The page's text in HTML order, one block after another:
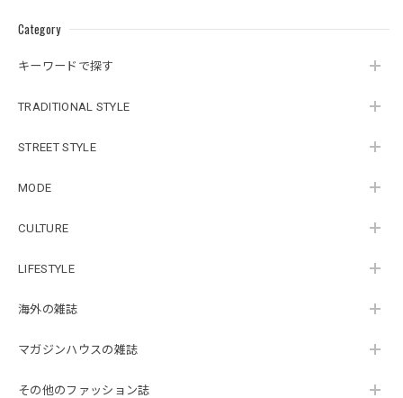
Category
キーワードで探す
TRADITIONAL STYLE
STREET STYLE
MODE
CULTURE
LIFESTYLE
海外の雑誌
マガジンハウスの雑誌
その他のファッション誌